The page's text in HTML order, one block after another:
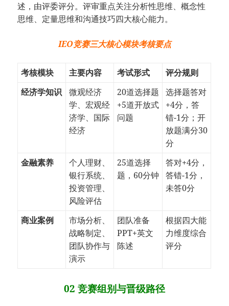
述，由评委评分。评审重点关注分析性思维、概念性
思维、定量思维和沟通技巧四大核心能力。
IEO竞赛三大核心模块考核要点
考核模块 主要内容 考试形式
评分规则
经济学知识
微观经济
学、宏观经
济学、国际
经济
20道选择题
+5道开放式
问题
选择题答对
+4分，答
错-1分；开
放题满分30
分
金融素养
个人理财、
银行系统、
投资管理、
风险评估
25道选择
题，60分钟
答对+4分，
答错-1分，
未答0分
商业案例
市场分析、
战略制定、
团队协作与
演示
团队准备
PPT+英文
陈述
根据四大能
力维度综合
评分
02 竞赛组别与晋级路径